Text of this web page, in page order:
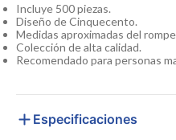
Incluye 500 piezas.
Diseño de Cinquecento.
Medidas aproximadas del
Colección de alta calidad.
Recomendado para personas
Especificaciones